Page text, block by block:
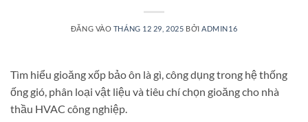
ĐĂNG VÀO THÁNG 12 29, 2025 BỞIADMIN16
Tìm hiểu gioăng xốp bảo ôn là gì, công dụng trong hệ thống
ống gió, phân loại vật liệu và tiêu chí chọn gioăng cho nhà
thầu HVAC công nghiệp.